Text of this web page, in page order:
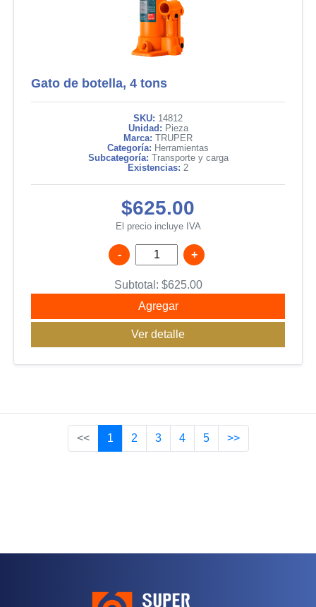
Gato de botella, 4 tons
SKU: 14812
Unidad: Pieza
Marca: TRUPER
Categoría: Herramientas
Subcategoría: Transporte y carga
Existencias: 2
$625.00
El precio incluye IVA
- +
Subtotal: $625.00
Agregar
Ver detalle